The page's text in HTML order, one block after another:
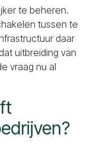
te beheren.
tussen te
daar
uitbreiding van
vraag nu al